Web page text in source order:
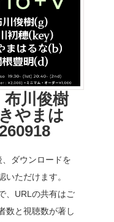
川俊樹
やまは
ダウンロードを
ただけます。
、URLの共有はご
数と視聴数が著し